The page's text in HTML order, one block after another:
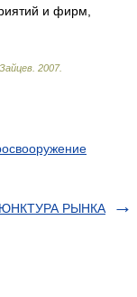
и фирм,
2007.
РЫНКА